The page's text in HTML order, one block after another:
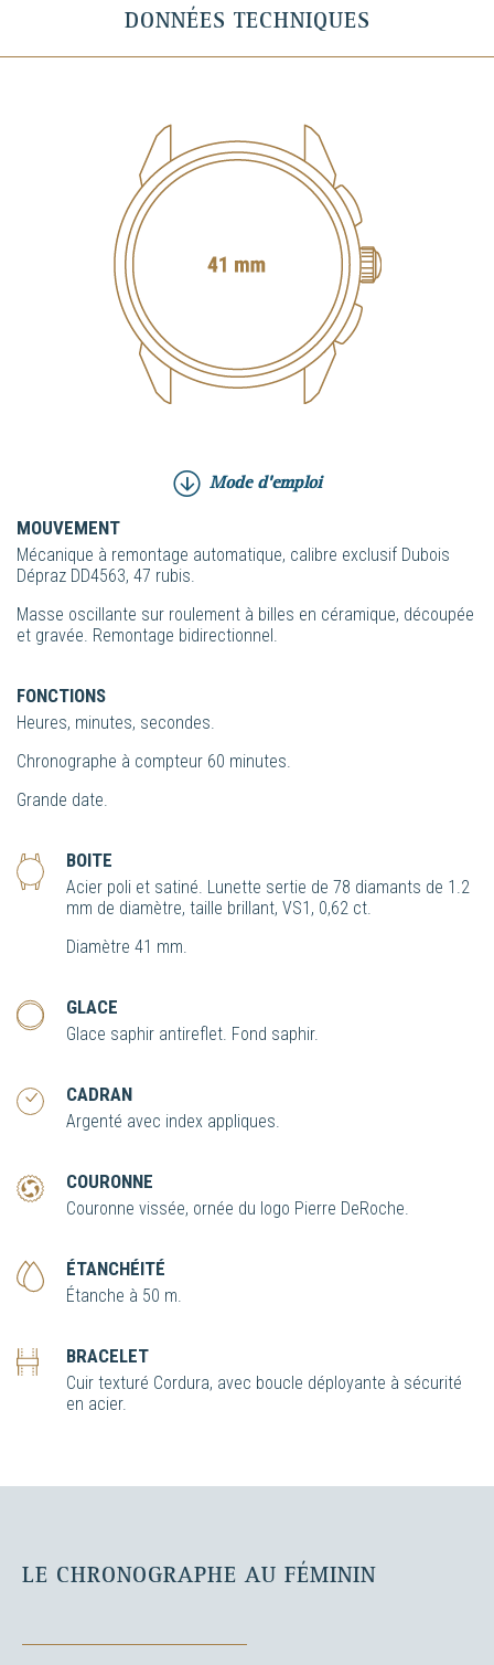
DONNÉES TECHNIQUES
Mode d'emploi
MOUVEMENT
Mécanique à remontage automatique, calibre exclusif Dubois
Dépraz DD4563, 47 rubis.
Masse oscillante sur roulement à billes en céramique, découpée
et gravée. Remontage bidirectionnel.
FONCTIONS
Heures, minutes, secondes.
Chronographe à compteur 60 minutes.
Grande date.
BOITE
Acier poli et satiné. Lunette sertie de 78 diamants de 1.2
mm de diamètre, taille brillant, VS1, 0,62 ct.
Diamètre 41 mm.
GLACE
Glace saphir antireflet. Fond saphir.
CADRAN
Argenté avec index appliques.
COURONNE
Couronne vissée, ornée du logo Pierre DeRoche.
ÉTANCHÉITÉ
Étanche à 50 m.
BRACELET
Cuir texturé Cordura, avec boucle déployante à sécurité
en acier.
LE CHRONOGRAPHE AU FÉMININ